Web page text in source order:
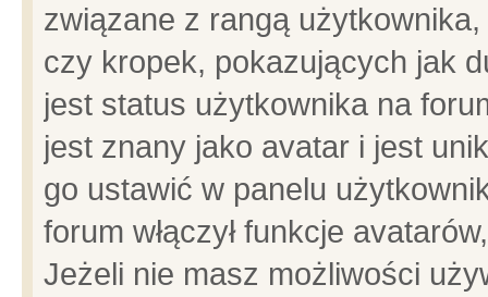
związane z rangą
czy kropek, pokazujących jak
jest status użytkownika na
jest znany jako avatar i jest
go ustawić w panelu
forum włączył funkcje
Jeżeli nie masz możliwości